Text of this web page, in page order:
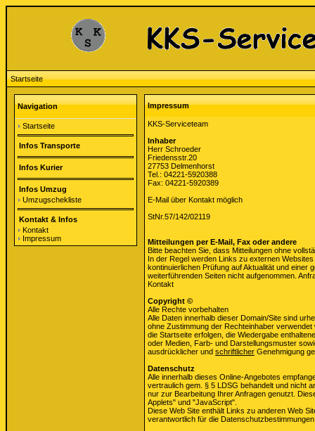
Startseite
Navigation
Startseite
Infos Transporte
Infos Kurier
Infos Umzug
Umzugschekliste
Kontakt & Infos
Kontakt
Impressum
Impressum
KKS-Serviceteam
Inhaber
Herr Schroeder
Friedensstr.20
27753 Delmenhorst
Tel.: 04221-5920388
Fax: 04221-5920389
E-Mail über Kontakt möglich
StNr.57/142/02119
Mitteilungen per E-Mail, Fax oder andere
Bitte beachten Sie, dass Mitteilungen ohne
In der Regel werden Links zu externen
kontinuierlichen Prüfung auf Aktualität und einer
weiterführenden Seiten nicht aufgenommen.
Kontakt
Copyright ©
Alle Rechte vorbehalten
Alle Daten innerhalb dieser Domain/Site sind
ohne Zustimmung der Rechteinhaber
die Startseite erfolgen, die Wiedergabe
oder Medien, Farb- und Darstellungsmuster
ausdrücklicher und schriftlicher Genehmigung
Datenschutz
Alle innerhalb dieses Online-Angebotes
vertraulich gem. § 5 LDSG behandelt und nicht
nur zur Bearbeitung Ihrer Anfragen genutzt.
Applets" und "JavaScript".
Diese Web Site enthält Links zu anderen Web
verantwortlich für die